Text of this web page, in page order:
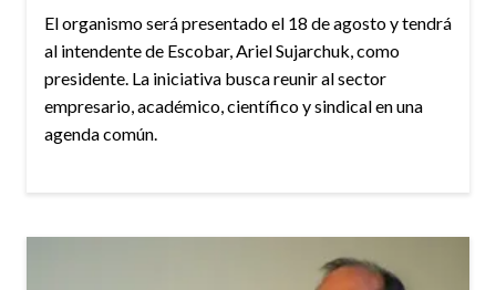
El organismo será presentado el 18 de agosto y tendrá
al intendente de Escobar, Ariel Sujarchuk, como
presidente. La iniciativa busca reunir al sector
empresario, académico, científico y sindical en una
agenda común.